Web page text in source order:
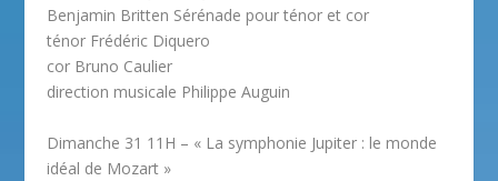
Benjamin Britten Sérénade pour ténor et cor
ténor Frédéric Diquero
cor Bruno Caulier
direction musicale Philippe Auguin
Dimanche 31 11H – « La symphonie Jupiter : le monde
idéal de Mozart »